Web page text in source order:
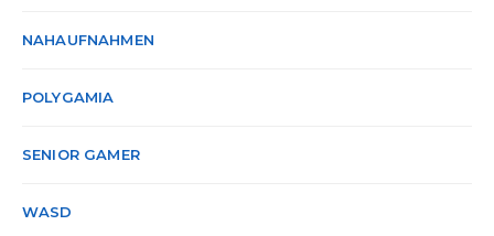
NAHAUFNAHMEN
POLYGAMIA
SENIOR GAMER
WASD